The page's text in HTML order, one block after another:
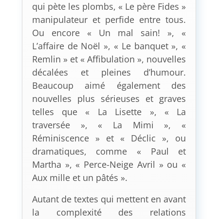
qui pète les plombs, « Le père Fides »
manipulateur et perfide entre tous.
Ou encore « Un mal sain! », «
L’affaire de Noël », « Le banquet », «
Remlin » et « Affibulation », nouvelles
décalées et pleines d’humour.
Beaucoup aimé également des
nouvelles plus sérieuses et graves
telles que « La Lisette », « La
traversée », « La Mimi », «
Réminiscence » et « Déclic », ou
dramatiques, comme « Paul et
Martha », « Perce-Neige Avril » ou «
Aux mille et un pâtés ».
Autant de textes qui mettent en avant
la complexité des relations